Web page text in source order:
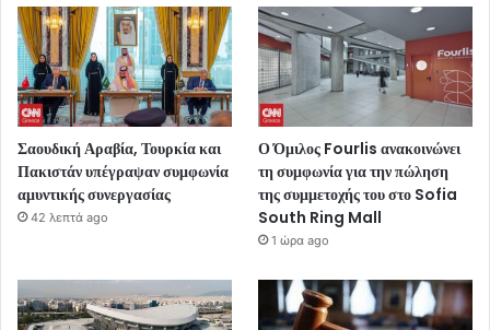
Σαουδική Αραβία, Τουρκία και
Πακιστάν υπέγραψαν συμφωνία
αμυντικής συνεργασίας
42 λεπτά ago
Ο Όμιλος Fourlis ανακοινώνει
τη συμφωνία για την πώληση
της συμμετοχής του στο Sofia
South Ring Mall
1 ώρα ago